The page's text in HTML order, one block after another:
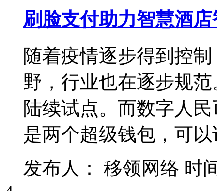
刷脸支付助力智慧酒
随着疫情逐步得到控
野，行业也在逐步规
陆续试点。而数字人
是两个超级钱包，可以
发布人： 移领网络 时